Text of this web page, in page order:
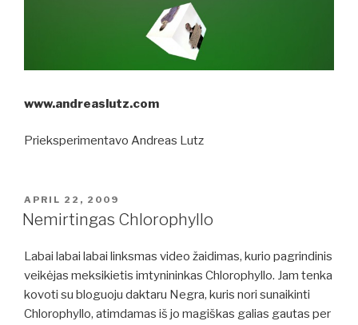
www.andreaslutz.com
Prieksperimentavo Andreas Lutz
POSTED
ON
APRIL 22, 2009
Nemirtingas Chlorophyllo
Labai labai labai linksmas video žaidimas, kurio pagrindinis
veikėjas meksikietis imtynininkas Chlorophyllo. Jam tenka
kovoti su bloguoju daktaru Negra, kuris nori sunaikinti
Chlorophyllo, atimdamas iš jo magiškas galias gautas per